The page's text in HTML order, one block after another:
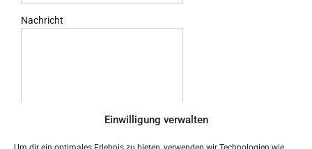
Einwilligung verwalten
Um dir ein optimales Erlebnis zu bieten, verwenden wir Technologien wie
Nachricht